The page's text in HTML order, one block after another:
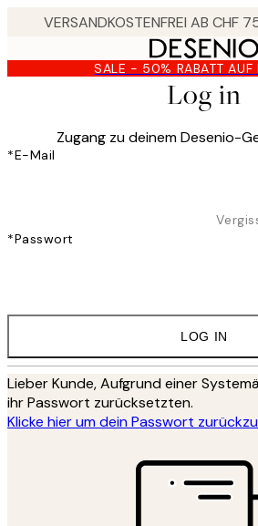
content.
SALE - 50% RABATT AUF
Log in
Zugang zu deinem Desenio-
*E-Mail
*Passwort
LOG IN
Lieber Kunde, Aufgrund einer
ihr Passwort zurücksetzten.
Klicke hier um dein Passwort